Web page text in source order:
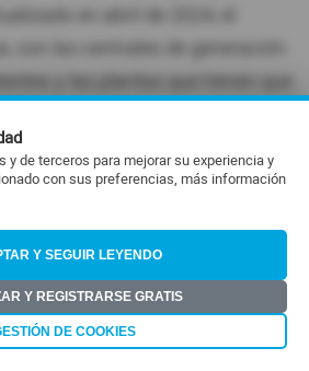
en abril de 2024, el
con las centrales de generación
y las plantas que tienen que
de energía eléctrica"
#horario
Compartir:
y de terceros para mejorar su experiencia y
con sus preferencias, más información
DE COOKIES
Y REGISTRARSE GRATIS
Y SEGUIR LEYENDO